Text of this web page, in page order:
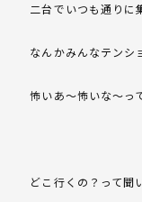
二台でいつも通りに
なんかみんなテンシ
怖いあ～怖いな～っ
どこ行くの？って聞